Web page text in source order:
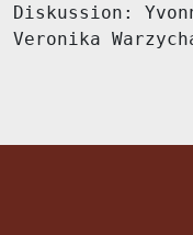
Diskussion:
Veronika